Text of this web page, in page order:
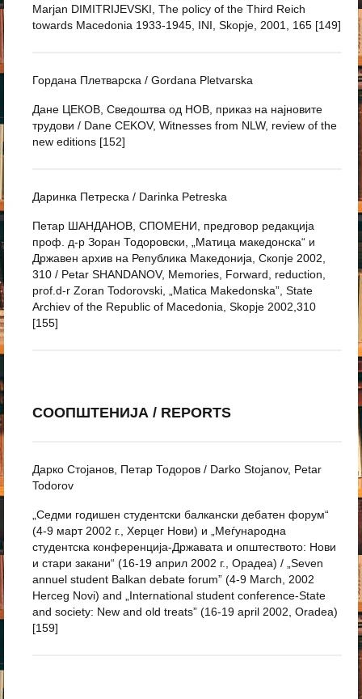
Marjan DIMITRIJEVSKI, The policy of the Third Reich
towards Macedonia 1933-1945, INI, Skopje, 2001, 165 [149]
Гордана Плетварска / Gordana Pletvarska
Дане ЦЕКОВ, Сведоштва од HOB, приказ на најновите
трудови / Dane CEKOV, Witnesses from NLW, review of the
new editions [152]
Даринка Петреска / Darinka Petreska
Петар ШАНДАНОВ, СПОМЕНИ, предговор редакција
проф. д-р Зоран Тодоровски, „Матица македонска“ и
Државен архив на Република Македонија, Скопје 2002,
310 / Petar SHANDANOV, Memories, Forward, reduction,
prof.d-r Zoran Todorovski, „Matica Makedonska”, State
Archiev of the Republic of Macedonia, Skopje 2002,310
[155]
СООПШТЕНИЈА / REPORTS
Дарко Стојанов, Петар Тодоров / Darko Stojanov, Petar
Todorov
„Седми годишен студентски балкански дебатен форум“
(4-9 март 2002 г., Херцег Нови) и „Меѓународна
студентска конференција-Државата и општеството: Нови
и стари закани“ (16-19 април 2002 г., Орадеа) / „Seven
annuel student Balkan debate forum” (4-9 March, 2002
Herceg Novi) and „International student conference-State
and society: New and old treats” (16-19 april 2002, Oradea)
[159]